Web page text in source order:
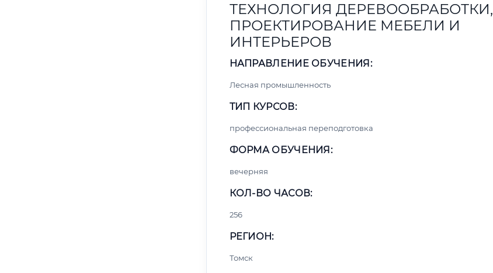
ТЕХНОЛОГИЯ ДЕРЕВООБРАБОТКИ,
ПРОЕКТИРОВАНИЕ МЕБЕЛИ И
ИНТЕРЬЕРОВ
НАПРАВЛЕНИЕ ОБУЧЕНИЯ:
Лесная промышленность
ТИП КУРСОВ:
профессиональная переподготовка
ФОРМА ОБУЧЕНИЯ:
вечерняя
КОЛ-ВО ЧАСОВ:
256
РЕГИОН:
Томск